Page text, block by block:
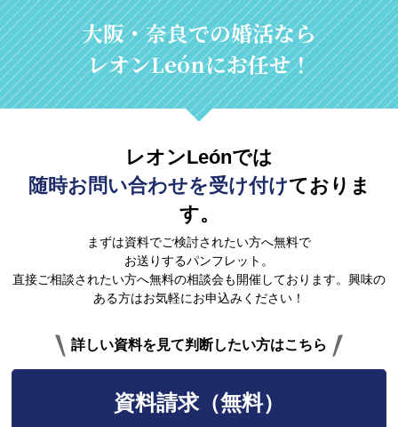
大阪・奈良での婚活なら
レオンLeónにお任せ！
レオンLeónでは
随時お問い合わせを受け付けておりま
す。
まずは資料でご検討されたい方へ無料で
お送りするパンフレット。
直接ご相談されたい方へ無料の相談会も開催しております。興味の
ある方はお気軽にお申込みください！
詳しい資料を見て判断したい方はこちら
資料請求（無料）